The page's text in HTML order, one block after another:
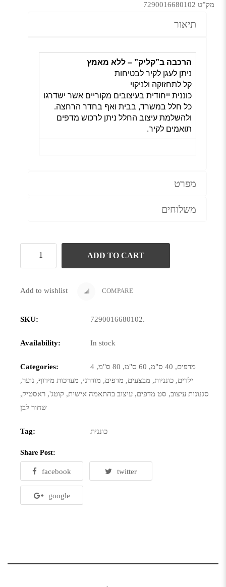
מק”ט 7290016680102
תיאור
הרכבה ב”קליק” – ללא מאמץ
ניתן לעגן לקיר לבטיחות
קל לתחזוקה ולניקוי
כוננית ייחודית בעיצובים מקוריים אשר ישדרגו
כל חלל במשרד, בבית ואף בחדר הרחצה.
ולהשלמת עיצוב החלל ניתן לרכוש מדפים
תואמים לקיר.
מפרט
משלוחים
ADD TO CART
Add to wishlist COMPARE
SKU: 7290016680102.
Availability: In stock
Categories: 4 מדפים, 40 ס"מ , 60 ס"מ , 80 ס"מ
,
ילדים, כונניות, מבצעים, מדפים, מודרני, מערכות מידוף, נוער,
סגנונות עיצוב, סט מדפים, עיצוב בהתאמה אישית, קוטג', ראסטיק,
שחור לבן
Tag: כוננית
Share Post:
facebook twitter
google